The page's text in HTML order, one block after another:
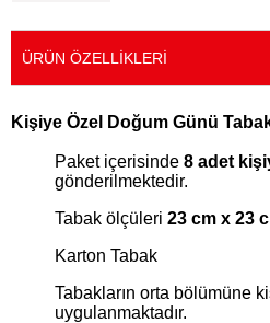
ÜRÜN ÖZELLIKLERI
Kişiye Özel Doğum Günü
Paket içerisinde 8 adet
gönderilmektedir.
Tabak ölçüleri 23 cm x 23
Karton Tabak
Tabakların orta bölümüne
uygulanmaktadır.